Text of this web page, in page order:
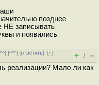
позднее
НЕ записывать
и появились
^^] [^^^] [ответить][↑]
+ / –
реализации? Мало ли как